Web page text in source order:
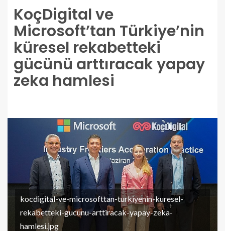
KoçDigital ve
Microsoft’tan Türkiye’nin
küresel rekabetteki
gücünü arttıracak yapay
zeka hamlesi
kocdigital-ve-microsofttan-turkiyenin-kuresel-
rekabetteki-gucunu-arttiracak-yapay-zeka-
hamlesi.jpg